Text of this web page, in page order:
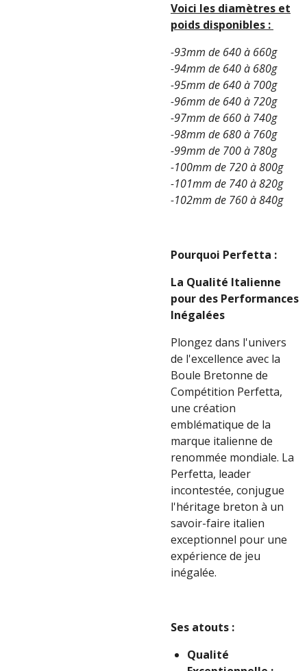
Voici les diamètres et
poids disponibles :
-93mm de 640 à 660g
-94mm de 640 à 680g
-95mm de 640 à 700g
-96mm de 640 à 720g
-97mm de 660 à 740g
-98mm de 680 à 760g
-99mm de 700 à 780g
-100mm de 720 à 800g
-101mm de 740 à 820g
-102mm de 760 à 840g
Pourquoi Perfetta :
La Qualité Italienne
pour des Performances
Inégalées
Plongez dans l'univers
de l'excellence avec la
Boule Bretonne de
Compétition Perfetta,
une création
emblématique de la
marque italienne de
renommée mondiale. La
Perfetta, leader
incontestée, conjugue
l'héritage breton à un
savoir-faire italien
exceptionnel pour une
expérience de jeu
inégalée.
Ses atouts :
Qualité